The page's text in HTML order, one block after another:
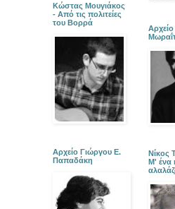
Κώστας Μουγιάκος
- Από τις πολιτείες
του Βορρά
Αρχείο Γιώργου Ε.
Παπαδάκη
Νίκος
Μ' ένα